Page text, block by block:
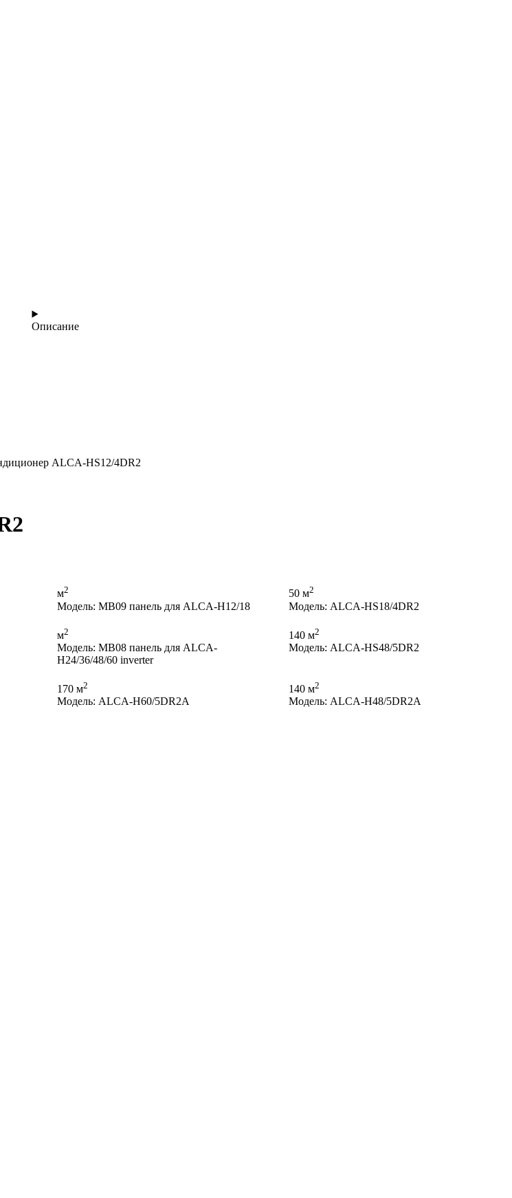
Описание
ALCA-HS12/4DR2
м2
Модель: MB09 панель для ALCA-H12/18
50 м2
Модель: ALCA-HS18/4DR2
м2
Модель: MB08 панель для ALCA-
H24/36/48/60 inverter
140 м2
Модель: ALCA-HS48/5DR2
170 м2
Модель: ALCA-H60/5DR2A
140 м2
Модель: ALCA-H48/5DR2A